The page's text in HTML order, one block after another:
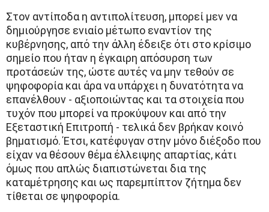
Στον αντίποδα η αντιπολίτευση, μπορεί μεν να
δημιούργησε ενιαίο μέτωπο εναντίον της
κυβέρνησης, από την άλλη έδειξε ότι στο κρίσιμο
σημείο που ήταν η έγκαιρη απόσυρση των
προτάσεών της, ώστε αυτές να μην τεθούν σε
ψηφοφορία και άρα να υπάρχει η δυνατότητα να
επανέλθουν - αξιοποιώντας και τα στοιχεία που
τυχόν που μπορεί να προκύψουν και από την
Εξεταστική Επιτροπή - τελικά δεν βρήκαν κοινό
βηματισμό. Έτσι, κατέφυγαν στην μόνο διέξοδο που
είχαν να θέσουν θέμα έλλειψης απαρτίας, κάτι
όμως που απλώς διαπιστώνεται δια της
καταμέτρησης και ως παρεμπίπτον ζήτημα δεν
τίθεται σε ψηφοφορία.